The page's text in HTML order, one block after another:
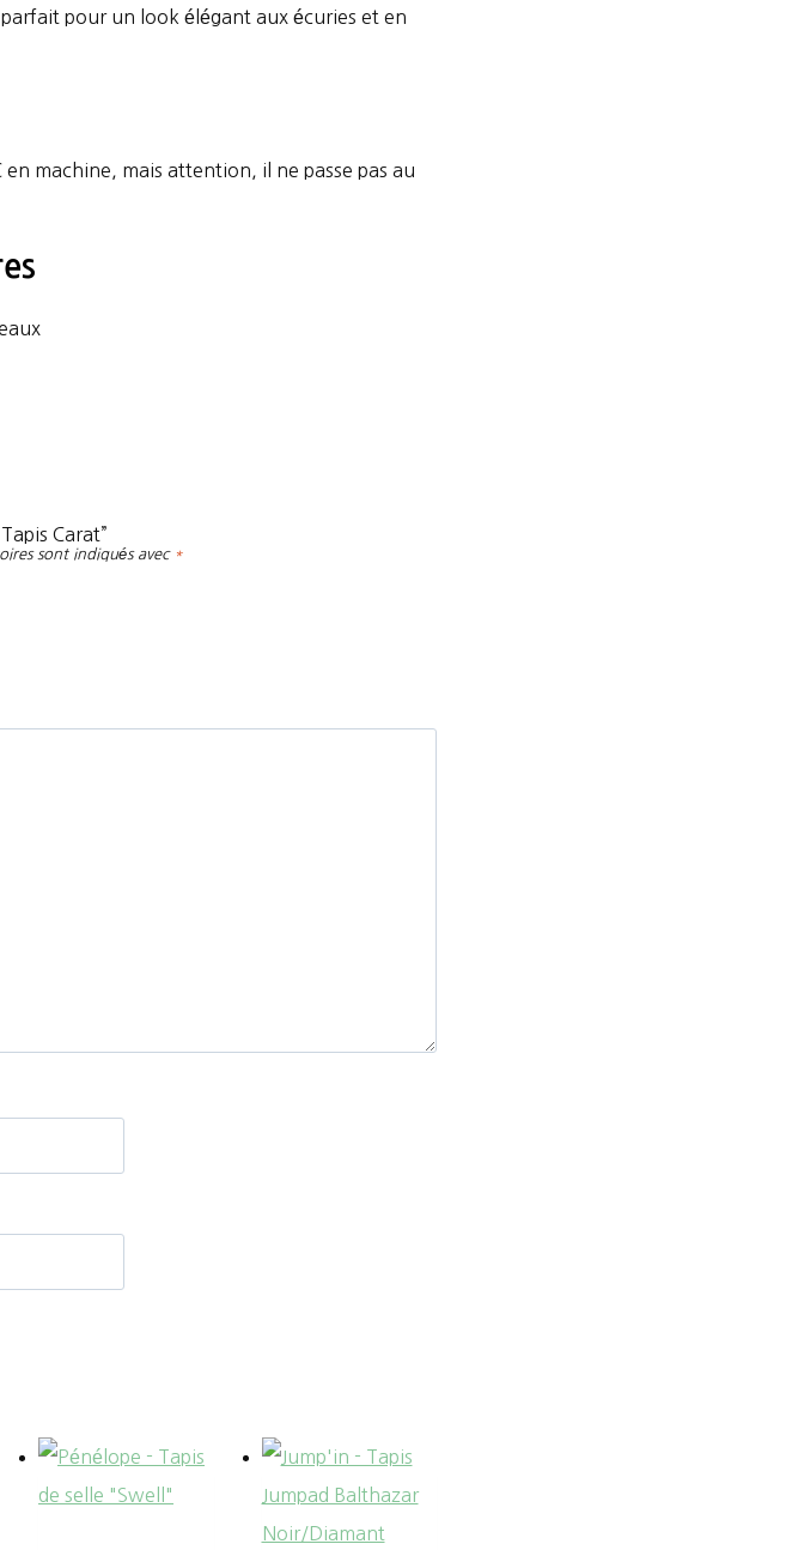
pour un look élégant aux écuries et en
en machine, mais attention, il ne passe pas au
Carat”
sont indiqués avec *